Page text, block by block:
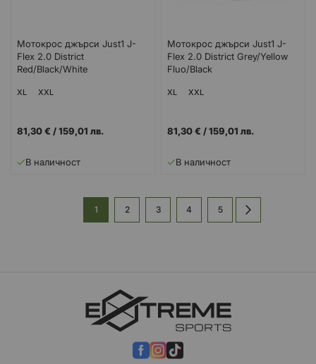
Мотокрос джърси Just1 J-
Flex 2.0 District
Red/Black/White
XL XXL
81,30 € /159,01 лв.
В наличност
Мотокрос джърси Just1 J-
Flex 2.0 District Grey/Yellow
Fluo/Black
XL XXL
81,30 € /159,01 лв.
В наличност
В1 Страница
2 Страница
3 Страница
4 Страница
5